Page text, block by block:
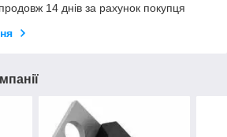
14 днів за рахунок покупця